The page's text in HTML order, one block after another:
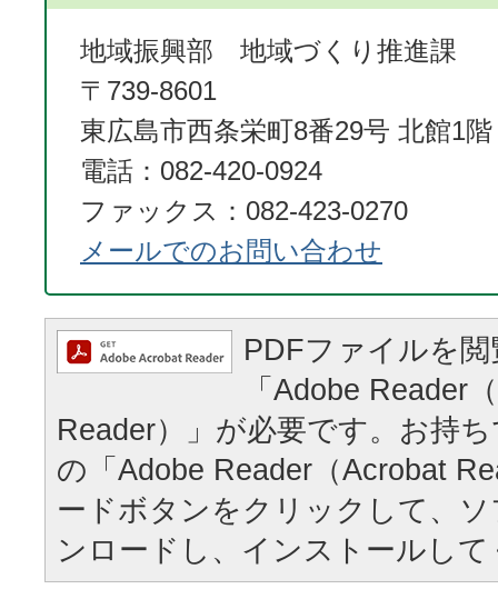
地域振興部 地域づくり推進課
〒739-8601
東広島市西条栄町8番29号 北館1階
電話：082-420-0924
ファックス：082-423-0270
メールでのお問い合わせ
PDFファイルを
「Adobe Reader
Reader）」が必要です。お持
の「Adobe Reader（Acrobat
ードボタンをクリックして、
ンロードし、インストールし